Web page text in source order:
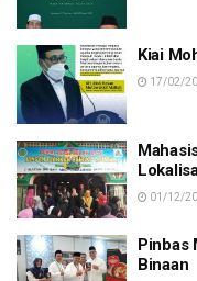
Kiai
17/02/
01/12/
Pinbas
Binaan